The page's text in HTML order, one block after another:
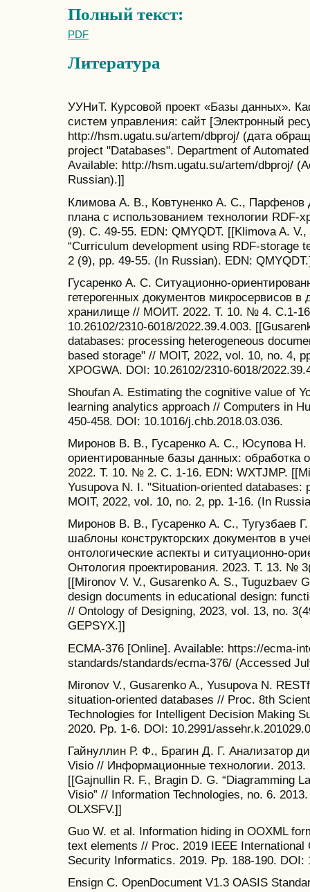
Полный текст:
PDF
Литература
УУНиТ. Курсовой проект «Базы данных».
систем управления: сайт [Электронный
http://hsm.ugatu.su/artem/dbproj/ (дата
project "Databases". Department of
Available: http://hsm.ugatu.su/artem/dbproj/
Russian).]]
Климова А. В., Ковтуненко А. С., Парфенов
плана с использованием технологии
(9). С. 49-55. EDN: QMYQDT. [[Klimova A.
“Curriculum development using RDF-storage
2 (9), pp. 49-55. (In Russian). EDN:
Гусаренко А. С. Ситуационно-
гетерогенных документов микросервисов
хранилище // МОИТ. 2022. Т. 10. № 4. С.1-
10.26102/2310-6018/2022.39.4.003.
databases: processing heterogeneous
based storage" // MOIT, 2022, vol. 10, no. 4,
XPOGWA. DOI: 10.26102/2310-6018/
Shoufan A. Estimating the cognitive value of
learning analytics approach // Computers in
450-458. DOI: 10.1016/j.chb.2018.03.036.
Миронов В. В., Гусаренко А. С., Юсупова
ориентированные базы данных:
2022. Т. 10. № 2. С. 1-16. EDN: WXTJMP.
Yusupova N. I. "Situation-oriented
MOIT, 2022, vol. 10, no. 2, pp. 1-16. (In
Миронов В. В., Гусаренко А. С., Тугузбаев
шаблоны конструкторских документов в
онтологические аспекты и ситуационно-
Онтология проектирования. 2023. Т. 13. №
[[Mironov V. V., Gusarenko A. S., Tuguzbaev
design documents in educational design:
// Ontology of Designing, 2023, vol. 13, no.
GEPSYX.]]
ECMA-376 [Online]. Available: https://ecma-
standards/standards/ecma-376/ (Accessed
Mironov V., Gusarenko A., Yusupova N.
situation-oriented databases // Proc. 8th
Technologies for Intelligent Decision Making
2020. Рp. 1-6. DOI: 10.2991/
Гайнуллин Р. Ф., Брагин Д. Г. Анализатор
Visio // Информационные технологии.
[[Gajnullin R. F., Bragin D. G. “Diagramming
Visio” // Information Technologies, no. 6.
OLXSFV.]]
Guo W. et al. Information hiding in OOXML
text elements // Proc. 2019 IEEE International
Security Informatics. 2019. Рp. 188-190. DOI:
Ensign C. OpenDocument V1.3 OASIS